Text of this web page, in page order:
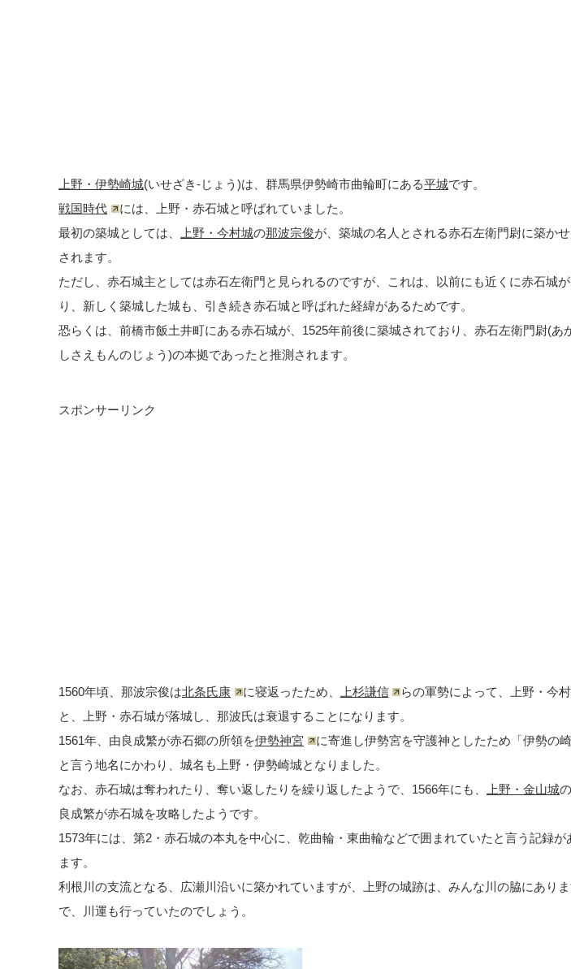
上野・伊勢崎城(いせざき-じょう)は、群馬県伊勢崎市曲輪町にある平城です。
戦国時代
には、上野・赤石城と呼ばれていました。
最初の築城としては、
上野・今村城の那波宗俊が、築城の名人とされる赤石左衛門尉に築かせ
されます。
ただし、赤石城主としては赤石左衛門と見られるのですが、これは、以前にも近くに赤石城
り、新しく築城した城も、引き続き赤石城と呼ばれた経緯があるためです。
恐らくは、前橋市飯土井町にある赤石城が、1525年前後に築城されており、赤石左衛門尉(あ
しさえもんのじょう)の本拠であったと推測されます。
スポンサーリンク
1560年頃、那波宗俊は北条氏康 に寝返ったため、 上杉謙信
らの軍勢によって、上野・今
と、上野・赤石城が落城し、那波氏は衰退することになります。
1561年、由良成繁が赤石郷の所領を伊勢神宮
に寄進し伊勢宮を守護神としたため「伊勢の崎
と言う地名にかわり、城名も上野・伊勢崎城となりました。
なお、赤石城は奪われたり、奪い返したりを繰り返したようで、1566年にも、
上野・金山城
良成繁が赤石城を攻略したようです。
1573年には、第2・赤石城の本丸を中心に、乾曲輪・東曲輪などで囲まれていたと言う記録が
ます。
利根川の支流となる、広瀬川沿いに築かれていますが、上野の城跡は、みんな川の脇にあり
で、川運も行っていたのでしょう。